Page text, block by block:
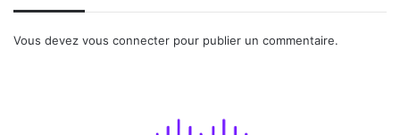
Vous devez vous connecter pour publier un commentaire.